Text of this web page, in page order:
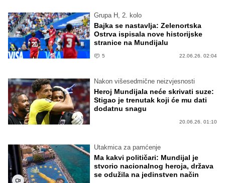
Grupa H, 2. kolo
Bajka se nastavlja: Zelenortska
Ostrva ispisala nove historijske
stranice na Mundijalu
5 22.06.26. 02:04
Nakon višesedmične neizvjesnosti
Heroj Mundijala neće skrivati suze:
Stigao je trenutak koji će mu dati
dodatnu snagu
20.06.26. 01:10
Utakmica za pamćenje
Ma kakvi političari: Mundijal je
stvorio nacionalnog heroja, država
se odužila na jedinstven način